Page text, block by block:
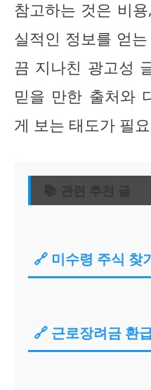
참고하는 것은 비
실적인 정보를 얻
끔 지나친 광고성
믿을 만한 출처와
게 보는 태도가 필
📚 관련 추천 글
🔗 미수령 주식 찾
🔗 근로장려금 환